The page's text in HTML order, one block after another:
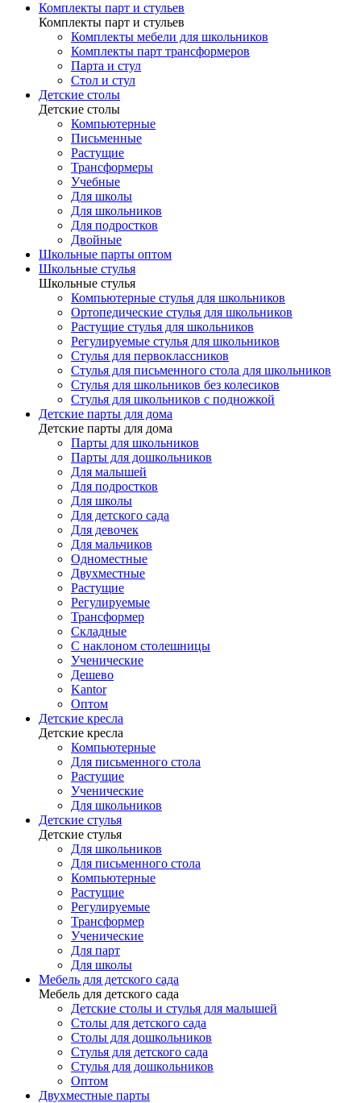
Комплекты парт и стульев
Комплекты парт и стульев
Комплекты мебели для школьников
Комплекты парт трансформеров
Парта и стул
Стол и стул
Детские столы
Детские столы
Компьютерные
Письменные
Растущие
Трансформеры
Учебные
Для школы
Для школьников
Для подростков
Двойные
Школьные парты оптом
Школьные стулья
Школьные стулья
Компьютерные стулья для школьников
Ортопедические стулья для школьников
Растущие стулья для школьников
Регулируемые стулья для школьников
Стулья для первоклассников
Стулья для письменного стола для школьников
Стулья для школьников без колесиков
Стулья для школьников с подножкой
Детские парты для дома
Детские парты для дома
Парты для школьников
Парты для дошкольников
Для малышей
Для подростков
Для школы
Для детского сада
Для девочек
Для мальчиков
Одноместные
Двухместные
Растущие
Регулируемые
Трансформер
Складные
С наклоном столешницы
Ученические
Дешево
Kantor
Оптом
Детские кресла
Детские кресла
Компьютерные
Для письменного стола
Растущие
Ученические
Для школьников
Детские стулья
Детские стулья
Для школьников
Для письменного стола
Компьютерные
Растущие
Регулируемые
Трансформер
Ученические
Для парт
Для школы
Мебель для детского сада
Мебель для детского сада
Детские столы и стулья для малышей
Столы для детского сада
Столы для дошкольников
Стулья для детского сада
Стулья для дошкольников
Оптом
Двухместные парты